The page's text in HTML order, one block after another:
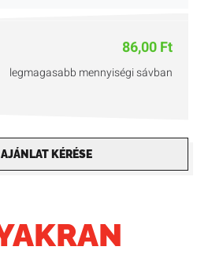
86,00 Ft
legmagasabb mennyiségi sávban
AJÁNLAT KÉRÉSE